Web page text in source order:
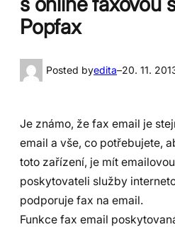
Popfax
Posted byedita–20. 11.
Je známo, že fax email je
email a vše, co potřebujete,
toto zařízení, je mít
poskytovateli služby
podporuje fax na email.
Funkce fax email